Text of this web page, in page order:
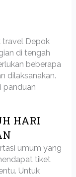
travel Depok
di tengah
beberapa
dilaksanakan.
panduan
HARI
umum yang
tiket
Untuk